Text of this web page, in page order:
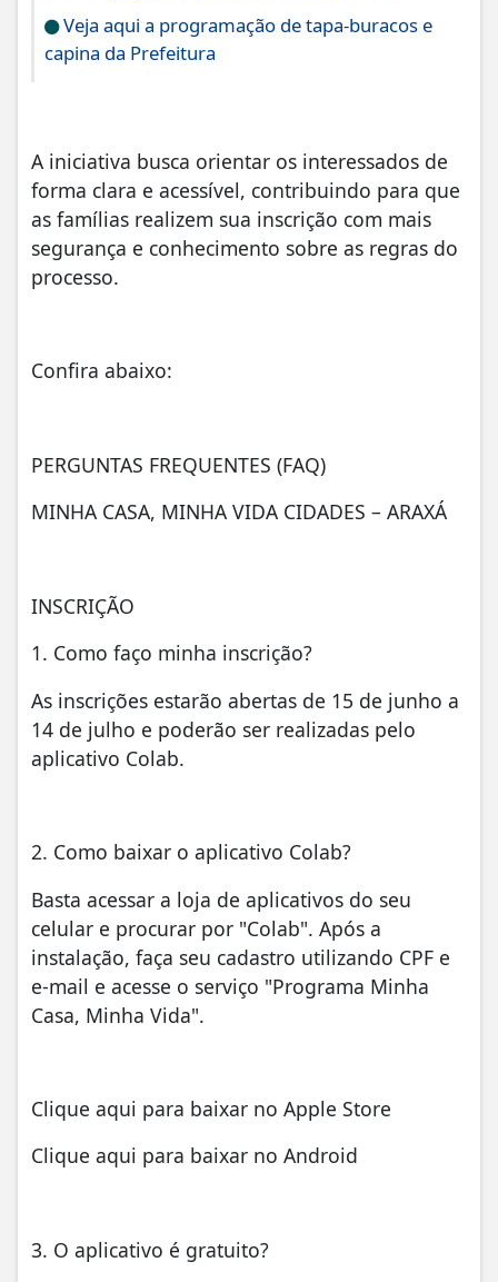
Veja aqui a programação de tapa-buracos e
capina da Prefeitura
A iniciativa busca orientar os interessados de
forma clara e acessível, contribuindo para que
as famílias realizem sua inscrição com mais
segurança e conhecimento sobre as regras do
processo.
Confira abaixo:
PERGUNTAS FREQUENTES (FAQ)
MINHA CASA, MINHA VIDA CIDADES – ARAXÁ
INSCRIÇÃO
1. Como faço minha inscrição?
As inscrições estarão abertas de 15 de junho a
14 de julho e poderão ser realizadas pelo
aplicativo Colab.
2. Como baixar o aplicativo Colab?
Basta acessar a loja de aplicativos do seu
celular e procurar por "Colab". Após a
instalação, faça seu cadastro utilizando CPF e
e-mail e acesse o serviço "Programa Minha
Casa, Minha Vida".
Clique aqui para baixar no Apple Store
Clique aqui para baixar no Android
3. O aplicativo é gratuito?